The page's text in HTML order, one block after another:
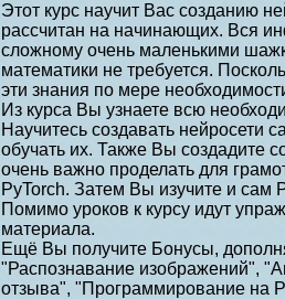
Этот курс научит Вас созданию
рассчитан на начинающих. Вся
сложному очень маленькими
математики не требуется.
эти знания по мере
Из курса Вы узнаете всю
Научитесь создавать нейросети
обучать их. Также Вы создадите
очень важно проделать для
PyTorch. Затем Вы изучите и сам
Помимо уроков к курсу идут
материала.
Ещё Вы получите Бонусы,
"Распознавание изображений",
отзыва", "Программирование на